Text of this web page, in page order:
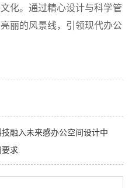
化。通过精心设计与科学管
丽的风景线，引领现代办公
融入未来感办公空间设计中
求